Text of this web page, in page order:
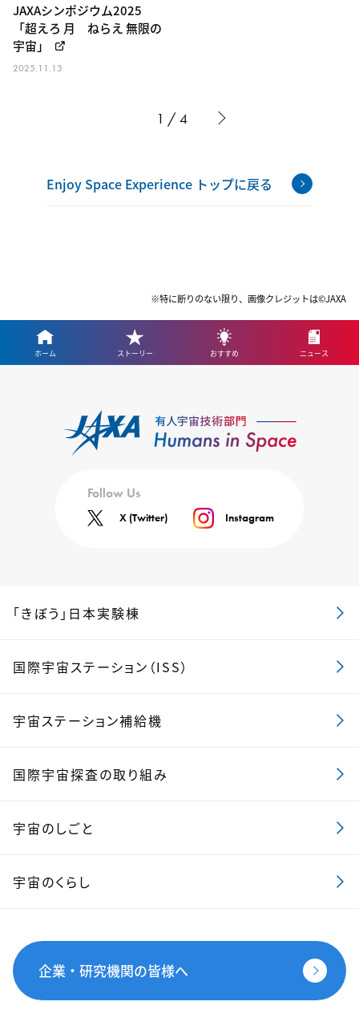
JAXAシンポジウム2025
「超えろ 月 ねらえ 無限の
宇宙」
2025.11.13
1 / 4
Enjoy Space Experience トップに戻る
※特に断りのない限り、画像クレジットは©JAXA
ホーム ストーリー おすすめ ニュース
Follow Us
X (Twitter) Instagram
「きぼう」日本実験棟
国際宇宙ステーション（ISS）
宇宙ステーション補給機
国際宇宙探査の取り組み
宇宙のしごと
宇宙のくらし
企業・研究機関の皆様へ